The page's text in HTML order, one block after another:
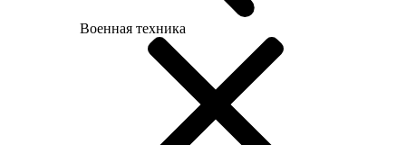
Военная техника